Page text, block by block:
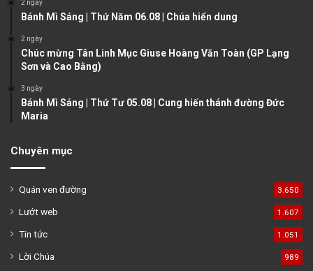
e
2 ngày
Bánh Mì Sáng | Thứ Năm 06.08 | Chúa hiển dung
2 ngày
Chúc mừng Tân Linh Mục Giuse Hoàng Văn Toàn (GP Lạng
Sơn và Cao Bằng)
3 ngày
Bánh Mì Sáng | Thứ Tư 05.08 | Cung hiến thánh đường Đức
Maria
Chuyên mục
Quán ven đường 3.650
Lướt web 1.607
Tin tức 1.051
Lời Chúa 989